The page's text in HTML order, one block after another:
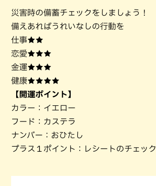
災害時の備蓄チェックをしましょう！
備えあればうれいなしの行動を
仕事★★
恋愛★★★
金運★★★
健康★★★★
【開運ポイント】
カラー：イエロー
フード：カステラ
ナンバー：おひたし
プラス１ポイント：レシートのチェック